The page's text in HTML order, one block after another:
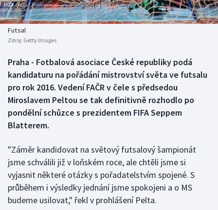
Basketbal
Biatlon
Box
Curling
Dostihy
Florbal
Golf
Historické návraty
Aplikace ČT sport
Futsal
Zdroj: Getty Images
Praha - Fotbalová asociace České republiky podá
kandidaturu na pořádání mistrovství světa ve futsalu
pro rok 2016. Vedení FAČR v čele s předsedou
Miroslavem Peltou se tak definitivně rozhodlo po
pondělní schůzce s prezidentem FIFA Seppem
Blatterem.
"Záměr kandidovat na světový futsalový šampionát
jsme schválili již v loňském roce, ale chtěli jsme si
vyjasnit některé otázky s pořadatelstvím spojené. S
průběhem i výsledky jednání jsme spokojeni a o MS
budeme usilovat," řekl v prohlášení Pelta.